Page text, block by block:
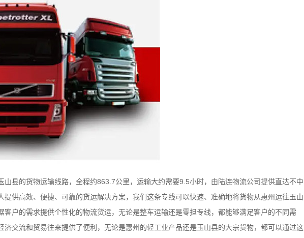
县的货物运输线路，全程约863.7公里，运输大约需要9.5小时，由陆连物流公司提供直达不中
供高效、便捷、可靠的货运解决方案，我们这条专线可以快速、准确地将货物从惠州运往玉山
户的需求提供个性化的物流货运，无论是整车运输还是零担专线，都能够满足客户的不同需
济交流和贸易往来提供了便利，无论是惠州的轻工业产品还是玉山县的大宗货物，都可以通过这